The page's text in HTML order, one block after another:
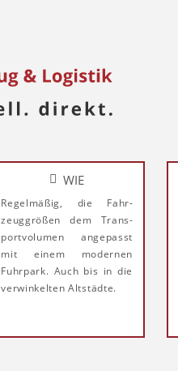
WIE
Re­gel­mäßig, die Fahr­
zeug­größen dem Trans­
port­vo­lu­men an­ge­passt
mit ei­nem mo­der­nen
Fuhr­park. Auch bis in die
ver­win­kel­ten Alt­städ­te.